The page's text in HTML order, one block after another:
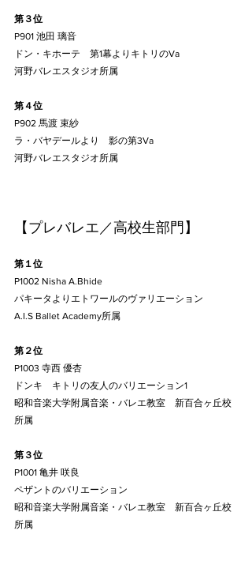
第３位
P901 池田 璃音
ドン・キホーテ　第1幕よりキトリのVa
河野バレエスタジオ所属
第４位
P902 馬渡 束紗
ラ・バヤデールより　影の第3Va
河野バレエスタジオ所属
【プレバレエ／高校生部門】
第１位
P1002 Nisha A.Bhide
パキータよりエトワールのヴァリエーション
A.I.S Ballet Academy所属
第２位
P1003 寺西 優杏
ドンキ　キトリの友人のバリエーション1
昭和音楽大学附属音楽・バレエ教室　新百合ヶ丘校
所属
第３位
P1001 亀井 咲良
ペザントのバリエーション
昭和音楽大学附属音楽・バレエ教室　新百合ヶ丘校
所属